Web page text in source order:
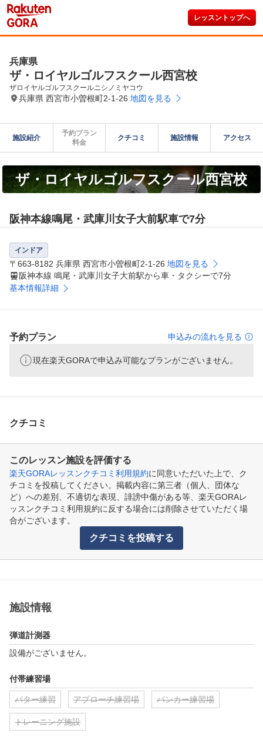
レッスントップへ
兵庫県
ザ・ロイヤルゴルフスクール西宮校
ザロイヤルゴルフスクールニシノミヤコウ
兵庫県 西宮市小曽根町2-1-26 地図を見る
施設紹介
予約プラン
料金
クチコミ 施設情報 アクセス
ザ・ロイヤルゴルフスクール西宮校
阪神本線鳴尾・武庫川女子大前駅車で7分
インドア
〒663-8182 兵庫県 西宮市小曽根町2-1-26 地図を見る
阪神本線 鳴尾・武庫川女子大前駅から車・タクシーで7分
基本情報詳細
予約プラン 申込みの流れを見る
現在楽天GORAで申込み可能なプランがございません。
クチコミ
このレッスン施設を評価する
楽天GORAレッスンクチコミ利用規約に同意いただいた上で、ク
チコミを投稿してください。掲載内容に第三者（個人、団体な
ど）への差別、不適切な表現、誹謗中傷がある等、楽天GORAレ
ッスンクチコミ利用規約に反する場合には削除させていただく場
合がございます。
クチコミを投稿する
施設情報
弾道計測器
設備がございません。
付帯練習場
パター練習 アプローチ練習場 バンカー練習場
トレーニング施設